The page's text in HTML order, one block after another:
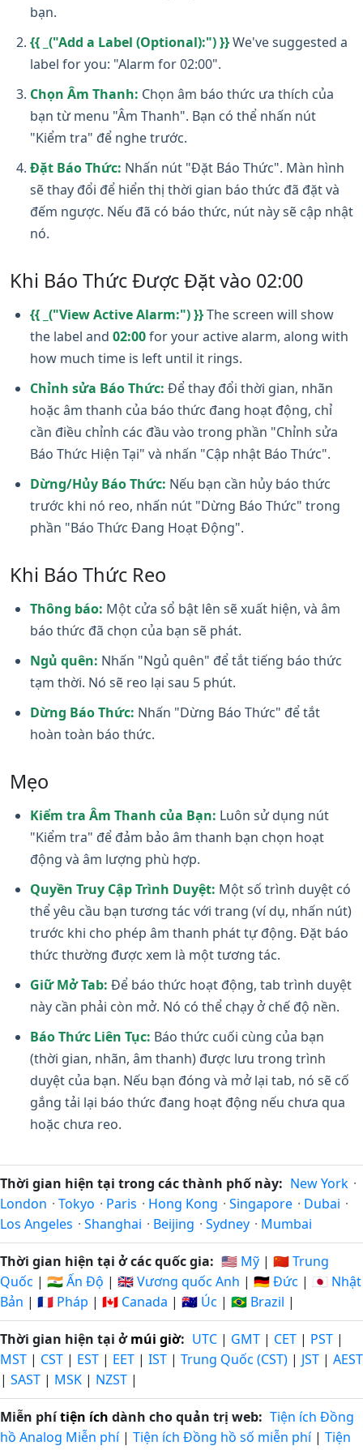
bạn.
{{ _("Add a Label (Optional):") }}We've suggested a
label for you: "Alarm for 02:00".
Chọn Âm Thanh: Chọn âm báo thức ưa thích của
bạn từ menu "Âm Thanh". Bạn có thể nhấn nút
"Kiểm tra" để nghe trước.
Đặt Báo Thức: Nhấn nút "Đặt Báo Thức". Màn hình
sẽ thay đổi để hiển thị thời gian báo thức đã đặt và
đếm ngược. Nếu đã có báo thức, nút này sẽ cập nhật
nó.
Khi Báo Thức Được Đặt vào 02:00
{{ _("View Active Alarm:") }}The screen will show
the label and 02:00for your active alarm, along with
how much time is left until it rings.
Chỉnh sửa Báo Thức: Để thay đổi thời gian, nhãn
hoặc âm thanh của báo thức đang hoạt động, chỉ
cần điều chỉnh các đầu vào trong phần "Chỉnh sửa
Báo Thức Hiện Tại" và nhấn "Cập nhật Báo Thức".
Dừng/Hủy Báo Thức: Nếu bạn cần hủy báo thức
trước khi nó reo, nhấn nút "Dừng Báo Thức" trong
phần "Báo Thức Đang Hoạt Động".
Khi Báo Thức Reo
Thông báo: Một cửa sổ bật lên sẽ xuất hiện, và âm
báo thức đã chọn của bạn sẽ phát.
Ngủ quên: Nhấn "Ngủ quên" để tắt tiếng báo thức
tạm thời. Nó sẽ reo lại sau 5 phút.
Dừng Báo Thức: Nhấn "Dừng Báo Thức" để tắt
hoàn toàn báo thức.
Mẹo
Kiểm tra Âm Thanh của Bạn: Luôn sử dụng nút
"Kiểm tra" để đảm bảo âm thanh bạn chọn hoạt
động và âm lượng phù hợp.
Quyền Truy Cập Trình Duyệt: Một số trình duyệt có
thể yêu cầu bạn tương tác với trang (ví dụ, nhấn nút)
trước khi cho phép âm thanh phát tự động. Đặt báo
thức thường được xem là một tương tác.
Giữ Mở Tab: Để báo thức hoạt động, tab trình duyệt
này cần phải còn mở. Nó có thể chạy ở chế độ nền.
Báo Thức Liên Tục: Báo thức cuối cùng của bạn
(thời gian, nhãn, âm thanh) được lưu trong trình
duyệt của bạn. Nếu bạn đóng và mở lại tab, nó sẽ cố
gắng tải lại báo thức đang hoạt động nếu chưa qua
hoặc chưa reo.
Thời gian hiện tại trong các thành phố này: New York ·
London · Tokyo · Paris · Hong Kong · Singapore · Dubai ·
Los Angeles · Shanghai · Beijing · Sydney · Mumbai
Thời gian hiện tại ở các quốc gia: 🇺🇸 Mỹ | 🇨🇳 Trung
Quốc | 🇮🇳 Ấn Độ | 🇬🇧 Vương quốc Anh | 🇩🇪 Đức | 🇯🇵 Nhật
Bản | 🇫🇷 Pháp | 🇨🇦 Canada | 🇦🇺 Úc | 🇧🇷 Brazil |
Thời gian hiện tại ởmúi giờ: UTC | GMT | CET | PST |
MST | CST | EST | EET | IST | Trung Quốc (CST) | JST | AEST
| SAST | MSK | NZST |
Miễn phítiện ích dành cho quản trị web: Tiện ích Đồng
hồ Analog Miễn phí| Tiện ích Đồng hồ số miễn phí| Tiện